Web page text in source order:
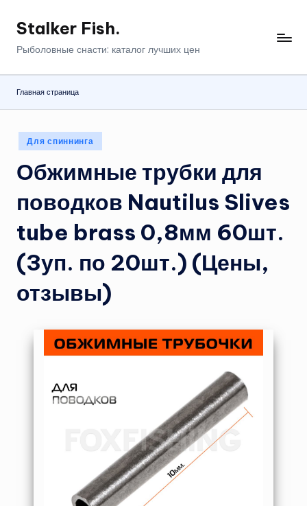
Перейти
Stalker Fish.
Рыболовные снасти: каталог лучших цен
Главная страница
Опубликовано
в
Для спиннинга
Обжимные трубки для
поводков Nautilus Slives
tube brass 0,8мм 60шт.
(3уп. по 20шт.) (Цены,
отзывы)